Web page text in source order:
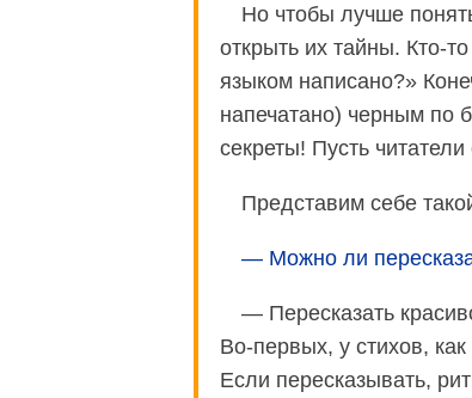
Но чтобы лучше
открыть их тайны. Кто-
языком написано?»
напечатано) черным по
секреты! Пусть
Представим себе
— Можно ли
— Пересказать
Во-первых, у стихов,
Если пересказывать,